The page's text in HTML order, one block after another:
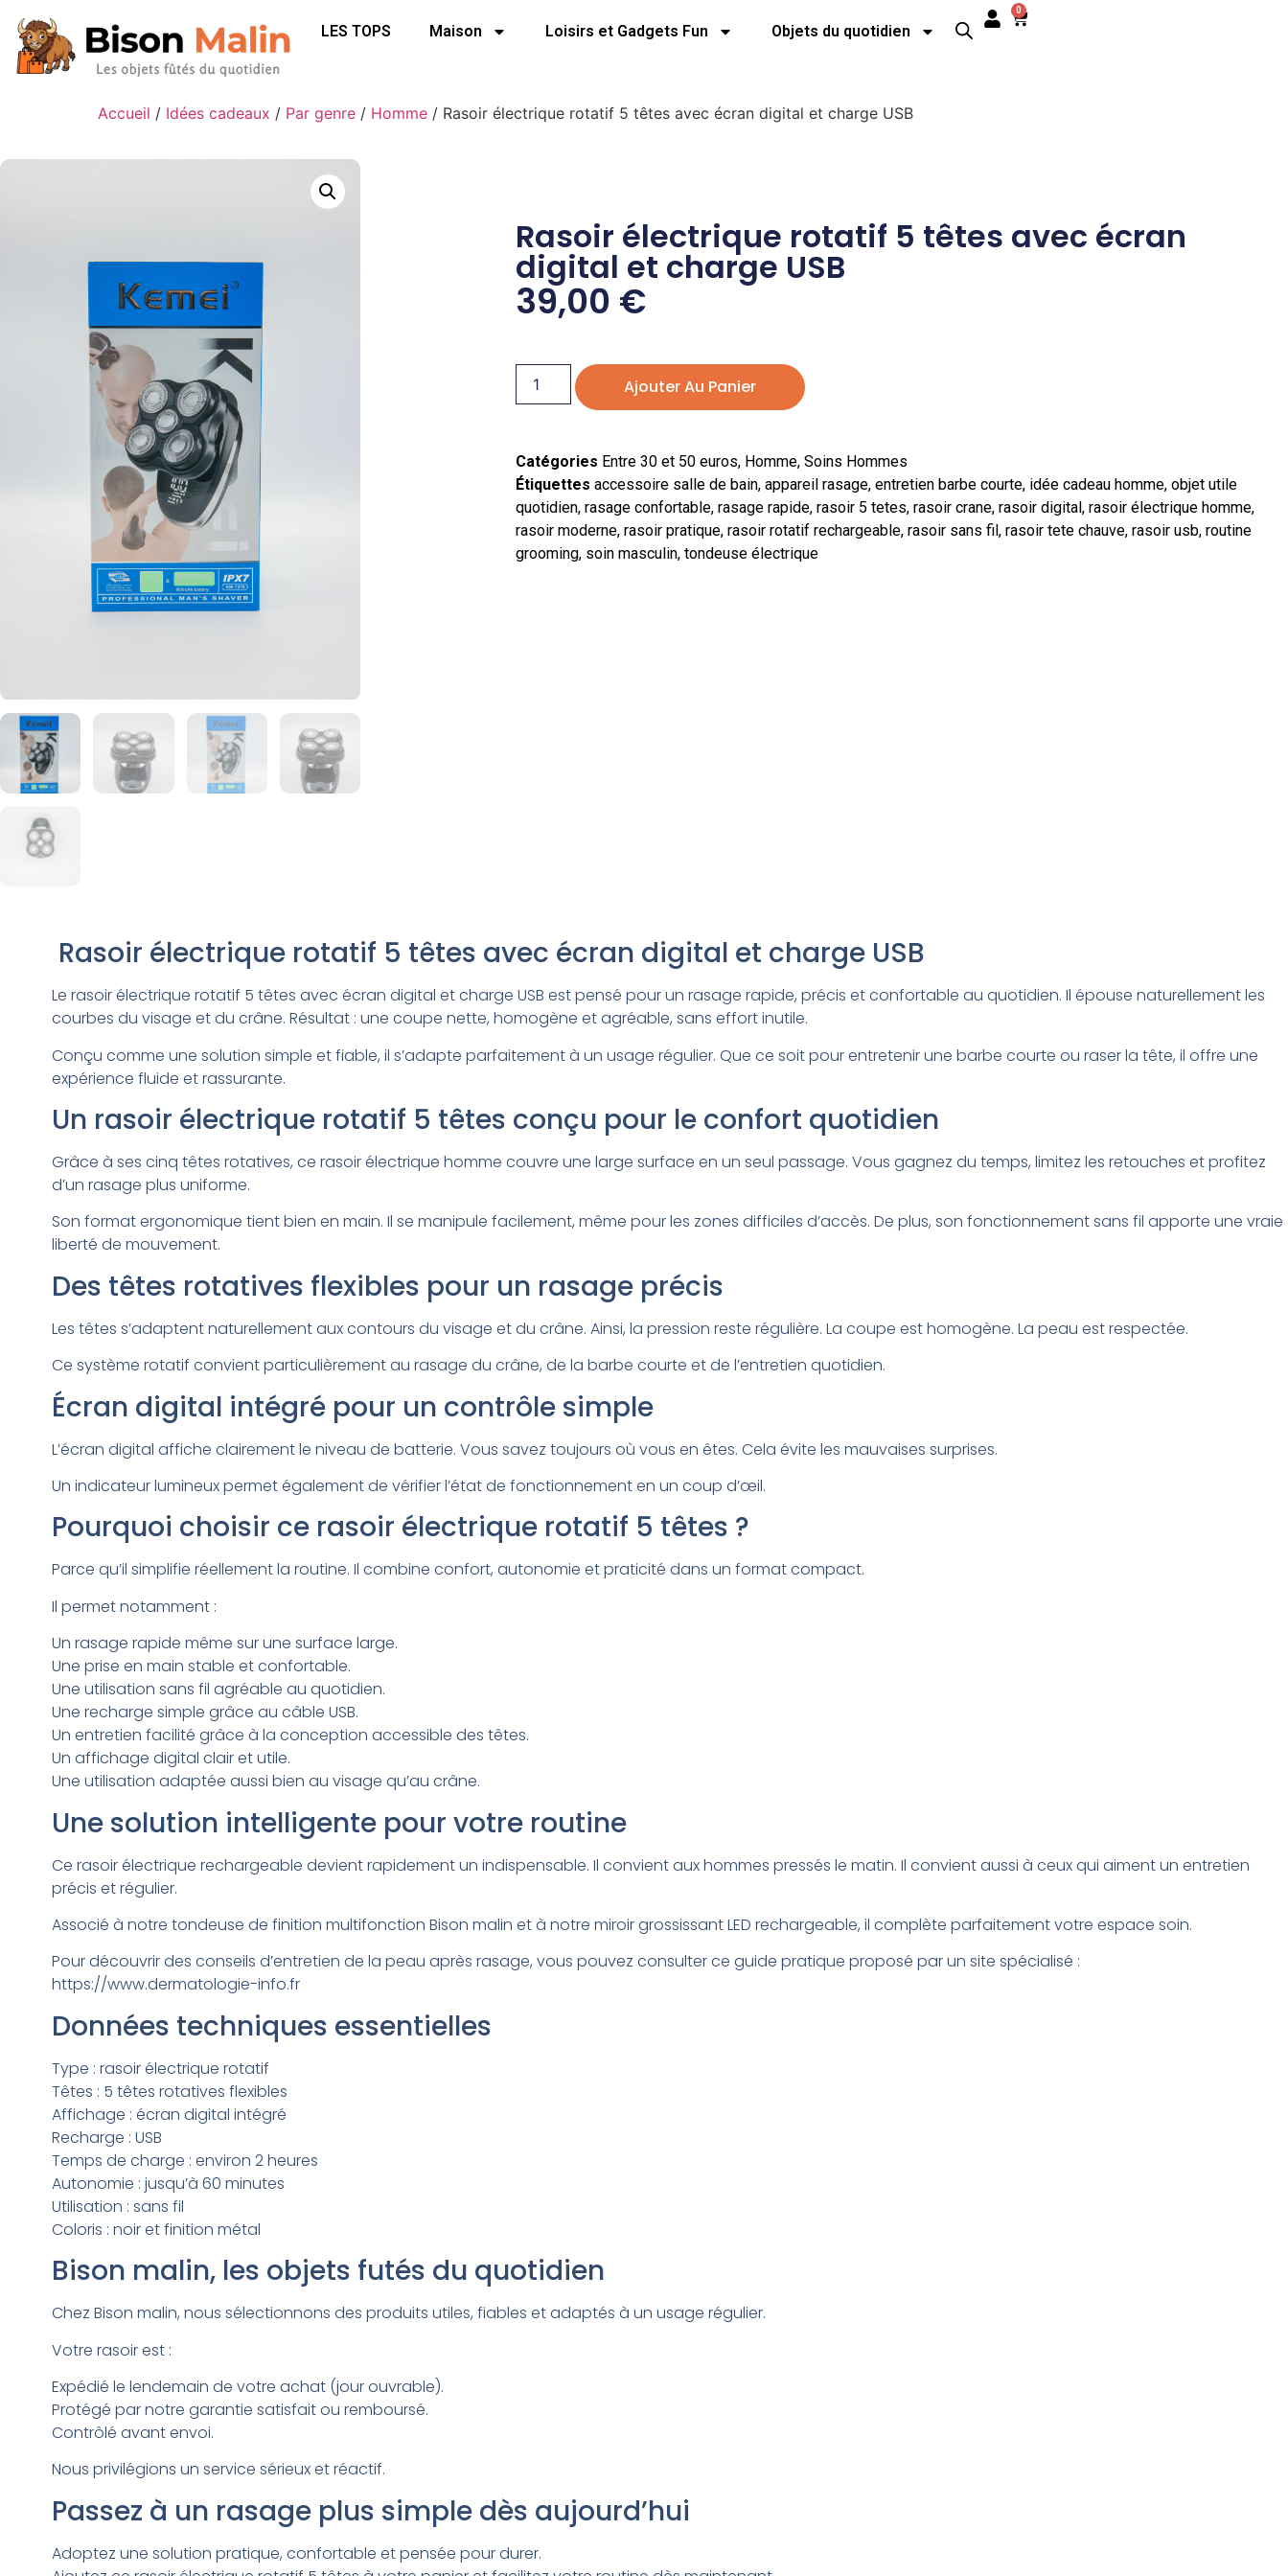
LES TOPS Maison Loisirs et Gadgets Fun Objets du quotidien
0
Accueil / Idées cadeaux / Par genre / Homme / Rasoir électrique rotatif 5 têtes avec écran digital et charge USB
Rasoir électrique rotatif 5 têtes avec écran
digital et charge USB
39,00 €
Ajouter Au Panier
Catégories Entre 30 et 50 euros, Homme, Soins Hommes
Étiquettes accessoire salle de bain, appareil rasage, entretien barbe courte, idée cadeau homme, objet utile
quotidien, rasage confortable, rasage rapide, rasoir 5 tetes, rasoir crane, rasoir digital , rasoir électrique homme,
rasoir moderne, rasoir pratique, rasoir rotatif rechargeable, rasoir sans fil , rasoir tete chauve, rasoir usb, routine
grooming, soin masculin, tondeuse électrique
Rasoir électrique rotatif 5 têtes avec écran digital et charge USB
Le rasoir électrique rotatif 5 têtes avec écran digital et charge USB est pensé pour un rasage rapide, précis et confortable au quotidien. Il épouse naturellement les
courbes du visage et du crâne. Résultat : une coupe nette, homogène et agréable, sans effort inutile.
Conçu comme une solution simple et fiable, il s’adapte parfaitement à un usage régulier. Que ce soit pour entretenir une barbe courte ou raser la tête, il offre une
expérience fluide et rassurante.
Un rasoir électrique rotatif 5 têtes conçu pour le confort quotidien
Grâce à ses cinq têtes rotatives, ce rasoir électrique homme couvre une large surface en un seul passage. Vous gagnez du temps, limitez les retouches et profitez
d’un rasage plus uniforme.
Son format ergonomique tient bien en main. Il se manipule facilement, même pour les zones difficiles d’accès. De plus, son fonctionnement sans fil apporte une vraie
liberté de mouvement.
Des têtes rotatives flexibles pour un rasage précis
Les têtes s’adaptent naturellement aux contours du visage et du crâne. Ainsi, la pression reste régulière. La coupe est homogène. La peau est respectée.
Ce système rotatif convient particulièrement au rasage du crâne, de la barbe courte et de l’entretien quotidien.
Écran digital intégré pour un contrôle simple
L’écran digital affiche clairement le niveau de batterie. Vous savez toujours où vous en êtes. Cela évite les mauvaises surprises.
Un indicateur lumineux permet également de vérifier l’état de fonctionnement en un coup d’œil.
Pourquoi choisir ce rasoir électrique rotatif 5 têtes ?
Parce qu’il simplifie réellement la routine. Il combine confort, autonomie et praticité dans un format compact.
Il permet notamment :
Un rasage rapide même sur une surface large.
Une prise en main stable et confortable.
Une utilisation sans fil agréable au quotidien.
Une recharge simple grâce au câble USB.
Un entretien facilité grâce à la conception accessible des têtes.
Un affichage digital clair et utile.
Une utilisation adaptée aussi bien au visage qu’au crâne.
Une solution intelligente pour votre routine
Ce rasoir électrique rechargeable devient rapidement un indispensable. Il convient aux hommes pressés le matin. Il convient aussi à ceux qui aiment un entretien
précis et régulier.
Associé à notre tondeuse de finition multifonction Bison malin et à notre miroir grossissant LED rechargeable, il complète parfaitement votre espace soin.
Pour découvrir des conseils d’entretien de la peau après rasage, vous pouvez consulter ce guide pratique proposé par un site spécialisé :
https://www.dermatologie-info.fr
Données techniques essentielles
Type : rasoir électrique rotatif
Têtes : 5 têtes rotatives flexibles
Affichage : écran digital intégré
Recharge : USB
Temps de charge : environ 2 heures
Autonomie : jusqu’à 60 minutes
Utilisation : sans fil
Coloris : noir et finition métal
Bison malin, les objets futés du quotidien
Chez Bison malin, nous sélectionnons des produits utiles, fiables et adaptés à un usage régulier.
Votre rasoir est :
Expédié le lendemain de votre achat (jour ouvrable).
Protégé par notre garantie satisfait ou remboursé.
Contrôlé avant envoi.
Nous privilégions un service sérieux et réactif.
Passez à un rasage plus simple dès aujourd’hui
Adoptez une solution pratique, confortable et pensée pour durer.